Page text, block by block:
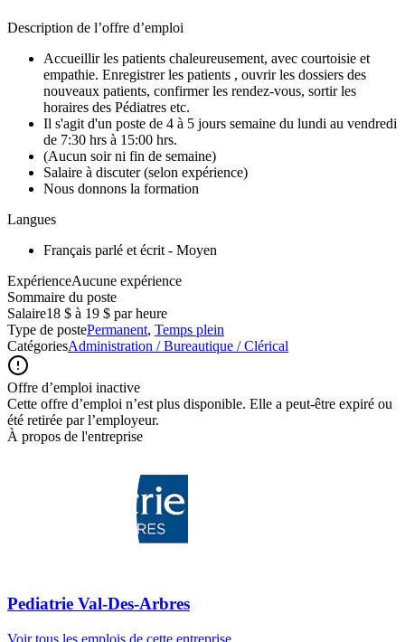
Description de l’offre d’emploi
Accueillir les patients chaleureusement, avec courtoisie et
empathie. Enregistrer les patients , ouvrir les dossiers des
nouveaux patients, confirmer les rendez-vous, sortir les
horaires des Pédiatres etc.
Il s'agit d'un poste de 4 à 5 jours semaine du lundi au vendredi
de 7:30 hrs à 15:00 hrs.
(Aucun soir ni fin de semaine)
Salaire à discuter (selon expérience)
Nous donnons la formation
Langues
Français parlé et écrit - Moyen
ExpérienceAucune expérience
Sommaire du poste
Salaire18 $ à 19 $ par heure
Type de postePermanent, Temps plein
CatégoriesAdministration / Bureautique / Clérical
Offre d’emploi inactive
Cette offre d’emploi n’est plus disponible. Elle a peut-être expiré ou
été retirée par l’employeur.
À propos de l'entreprise
Pediatrie Val-Des-Arbres
Voir tous les emplois de cette entreprise